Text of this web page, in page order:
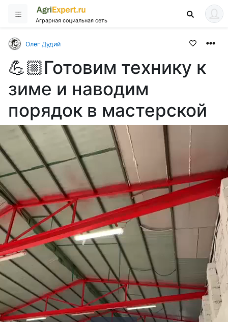
Аграрная социальная сеть
Олег Дудий
💪🏼Готовим технику к
зиме и наводим
порядок в мастерской